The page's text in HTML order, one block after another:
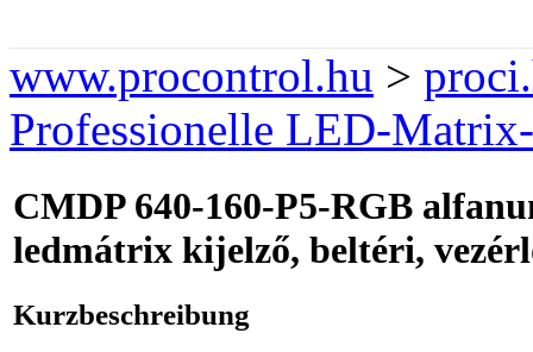
www.procontrol.hu >
Professionelle LED-
CMDP 640-160-P5-RGB
ledmátrix kijelző, beltéri,
Kurzbeschreibung